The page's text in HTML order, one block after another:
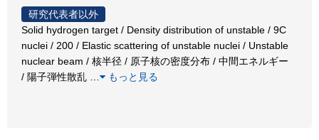
研究代表者以外
Solid hydrogen target / Density distribution of unstable / 9C
nuclei / 200 / Elastic scattering of unstable nuclei / Unstable
nuclear beam / 核半径 / 原子核の密度分布 / 中間エネルギー
/ 陽子弾性散乱
もっと見る